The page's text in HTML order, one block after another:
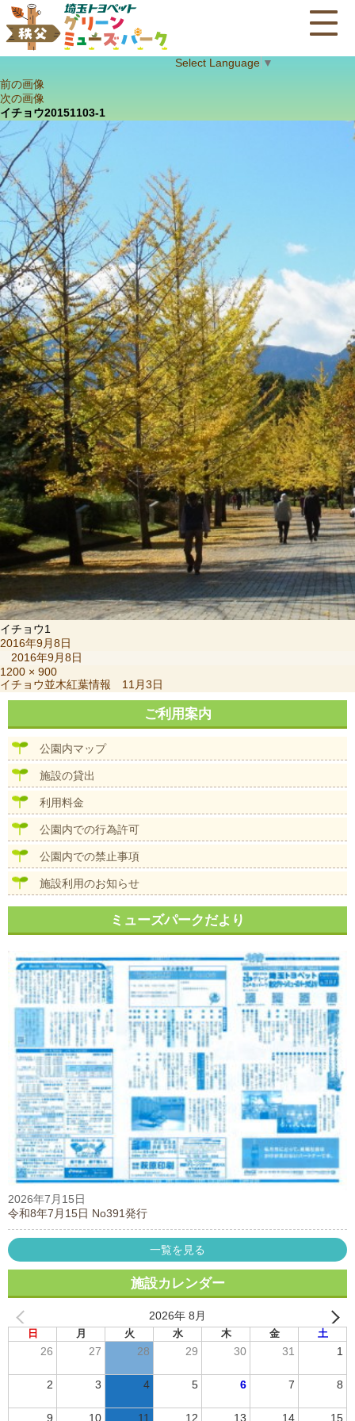
Select Language ▼
前の画像
次の画像
イチョウ20151103-1
イチョウ1
投
日:
2016年9月8日
2016年9月8日
フ
ル
サ
ズ
1200 × 900
投
稿
ビ
イチョウ並木紅葉情報 11月3日
ご利用案内
公園内マップ
施設の貸出
利用料金
公園内での行為許可
公園内での禁止事項
施設利用のお知らせ
ミューズパークだより
2026年7月15日
令和8年7月15日 No391発行
一覧を見る
施設カレンダー
2026年 8月
日 月 火 水 木 金 土
26 27 28 29 30 31 1
2 3 4 5 6 7 8
9 10 11 12 13 14 15